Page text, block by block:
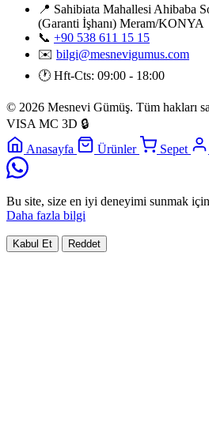
📍 Sahibiata Mahallesi Ahibaba
(Garanti İşhanı) Meram/KONYA
📞 +90 538 611 15 15
✉️ bilgi@mesnevigumus.com
🕐 Hft-Cts: 09:00 - 18:00
© 2026 Mesnevi Gümüş. Tüm hakları
VISA MC 3D 🔒
Anasayfa
Ürünler Sepet
Bu site, size en iyi deneyimi sunmak
Daha fazla bilgi
Kabul Et Reddet